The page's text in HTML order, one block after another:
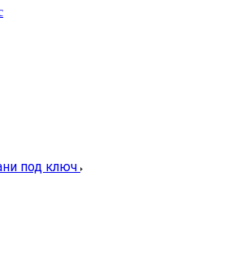
под ключ